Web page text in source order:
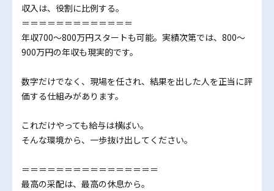
収入は、役割に比例する。
＝＝＝＝＝＝＝＝＝＝＝＝＝
年収700～800万円スタートも可能。実績次第では、800～
900万円の年収も現実的です。
数字だけでなく、現場を任され、結果を出した人を正当に評
価する仕組みがあります。
これだけやっても給与は横ばい――。
そんな環境から、一歩抜け出してください。
＝＝＝＝＝＝＝＝＝＝＝＝＝＝＝＝
最高の采配は、最高の休息から。